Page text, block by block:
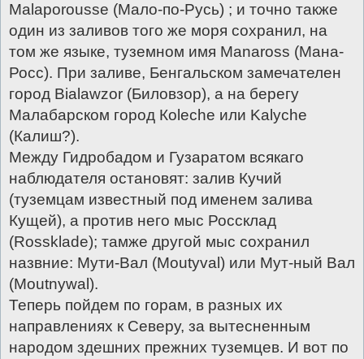
Маlароrоussе (Мало-по-Русь) ; и точно также
один из заливов того же моря сохранил, на
том же языке, туземном имя Маnаrоss (Мана-
Росс). При заливе, Бенгальском замечателен
город Вiаlаwzor (Биловзор), а на берегу
Малабарском город Коleсhе или Kalусhе
(Калиш?).
Между Гидробадом и Гузаратом всякаго
наблюдателя остановят: залив Кучий
(туземцам известный под именем залива
Кущей), а против него мыс Россклад
(Rоssklade); тамже другой мыс сохранил
назвние: Мути-Вал (Mоutуvаl) или Мут-ный Вал
(Mоutnуwаl).
Теперь пойдем по горам, в разных их
направлениях к Северу, за вытесненным
народом здешних прежних туземцев. И вот по